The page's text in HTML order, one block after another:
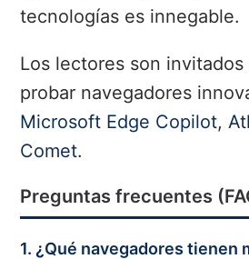
tecnologías es innegable.
Los lectores son
probar navegadores
Microsoft Edge Copilot,
Comet.
Preguntas frecuentes
1. ¿Qué navegadores tienen